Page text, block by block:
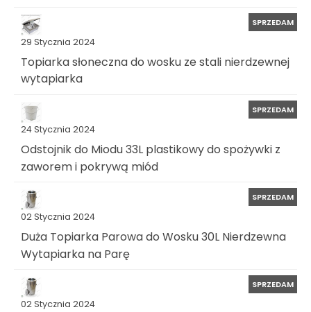
29 Stycznia 2024
SPRZEDAM
Topiarka słoneczna do wosku ze stali nierdzewnej
wytapiarka
24 Stycznia 2024
SPRZEDAM
Odstojnik do Miodu 33L plastikowy do spożywki z
zaworem i pokrywą miód
02 Stycznia 2024
SPRZEDAM
Duża Topiarka Parowa do Wosku 30L Nierdzewna
Wytapiarka na Parę
02 Stycznia 2024
SPRZEDAM